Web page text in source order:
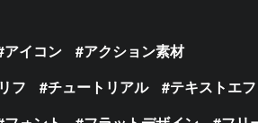
アイコン
アクション素材
フ チュートリアル
テキストエ